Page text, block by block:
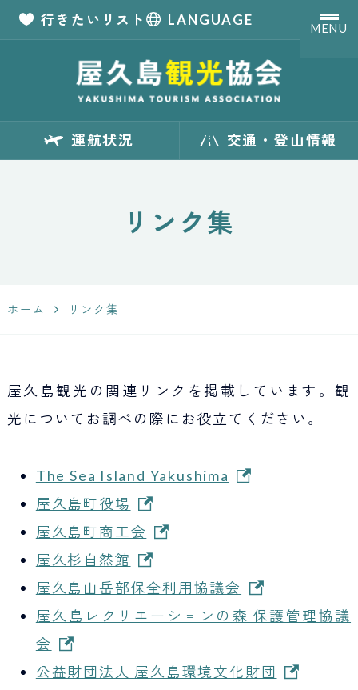
【公式】屋久島観
遺産「屋久島」の
行きたいリスト LANGUAGE
MENU
運航状況 交通・登山情報
リンク集
ホーム リンク集
屋久島観光の関連リンクを掲載しています。観
光についてお調べの際にお役立てください。
The Sea Island Yakushima
屋久島町役場
屋久島町商工会
屋久杉自然館
屋久島山岳部保全利用協議会
屋久島レクリエーションの森 保護管理協議
会
公益財団法人 屋久島環境文化財団